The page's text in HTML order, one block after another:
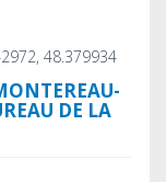
48.379934
DE LA